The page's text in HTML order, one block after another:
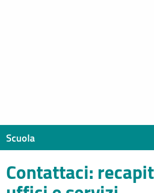
Contattaci:
Scuola
Presentazione
Contatti